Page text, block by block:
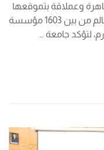
وعملاقة بتموقعها
ضمن أفضل 300 جامعة على مستوى العالم من بين 1603 مؤسسة
لتؤكد جامعة …